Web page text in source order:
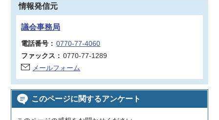
情報発信元
議会事務局
電話番号： 0770-77-4060
ファックス： 0770-77-1289
メールフォーム
このページに関するアンケート